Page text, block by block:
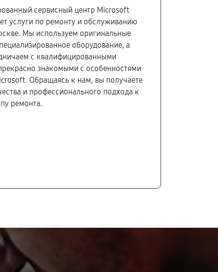
сервисный центр Microsoft
услуги по ремонту и обслуживанию
Мы используем оригинальные
оборудование, а
с квалифицированными
знакомыми с особенностями
Обращаясь к нам, вы получаете
и профессионального подхода к
ремонта.